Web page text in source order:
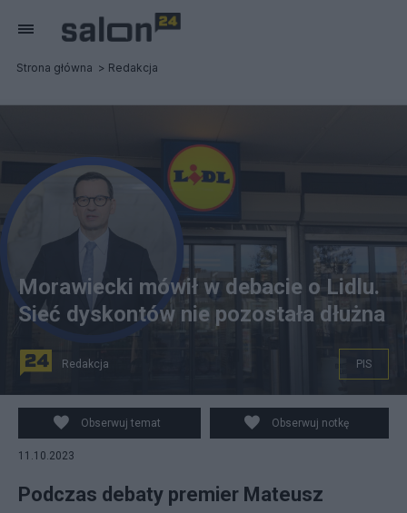
Strona główna Redakcja
Lidl reaguje na słowa Morawieckiego. Fot. Flickr.com,
PAP/Paweł Supernak
Morawiecki mówił w debacie o Lidlu.
Sieć dyskontów nie pozostała dłużna
Redakcja PIS
Obserwuj temat Obserwuj notkę
11.10.2023
Podczas debaty premier Mateusz